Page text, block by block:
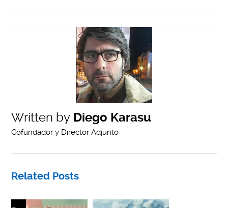
Written by Diego Karasu
Cofundador y Director Adjunto
Related Posts